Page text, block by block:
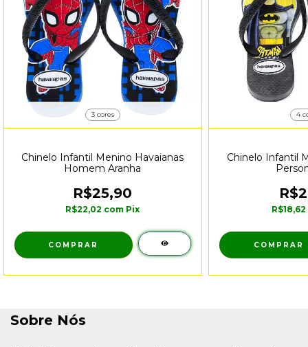
3 cores
Chinelo Infantil Menino Havaianas
Homem Aranha
R$25,90
R$22,02 com Pix
COMPRAR
4
Chinelo Infantil
R$18,62
COMPRAR
Sobre Nós